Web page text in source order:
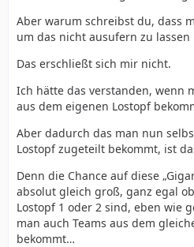
Aber warum schreibst du, dass
um das nicht ausufern zu
Das erschließt sich mir nicht.
Ich hätte das verstanden, wenn
aus dem eigenen Lostopf
Aber dadurch das man nun
Lostopf zugeteilt bekommt, ist
Denn die Chance auf diese
absolut gleich groß, ganz egal
Lostopf 1 oder 2 sind, eben wie
man auch Teams aus dem
bekommt…